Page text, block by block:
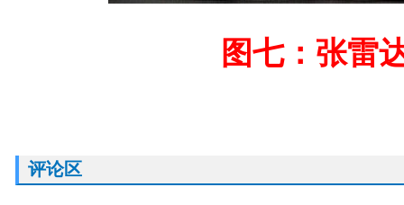
图七：张雷
评论区